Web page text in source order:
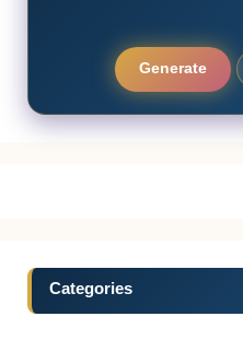
Generate
Categories